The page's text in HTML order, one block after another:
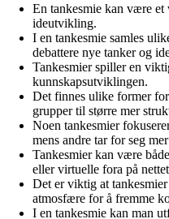
En tankesmie kan være
ideutvikling.
I en tankesmie samles
debattere nye tanker og
Tankesmier spiller en
kunnskapsutviklingen.
Det finnes ulike former
grupper til større mer
Noen tankesmier
mens andre tar for seg
Tankesmier kan være
eller virtuelle fora på
Det er viktig at
atmosfære for å fremme
I en tankesmie kan man